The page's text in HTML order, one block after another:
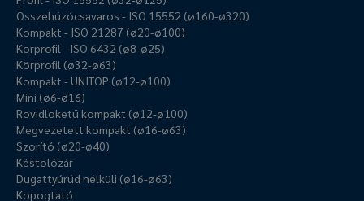
Összehúzócsavaros - ISO 15552 (ø160-ø320)
Kompakt - ISO 21287 (ø20-ø100)
Körprofil - ISO 6432 (ø8-ø25)
Körprofil (ø32-ø63)
Kompakt - UNITOP (ø12-ø100)
Mini (ø6-ø16)
Rövidlöketű kompakt (ø12-ø100)
Megvezetett kompakt (ø16-ø63)
Szorító (ø20-ø40)
Késtolózár
Dugattyúrúd nélküli (ø16-ø63)
Kopogtató